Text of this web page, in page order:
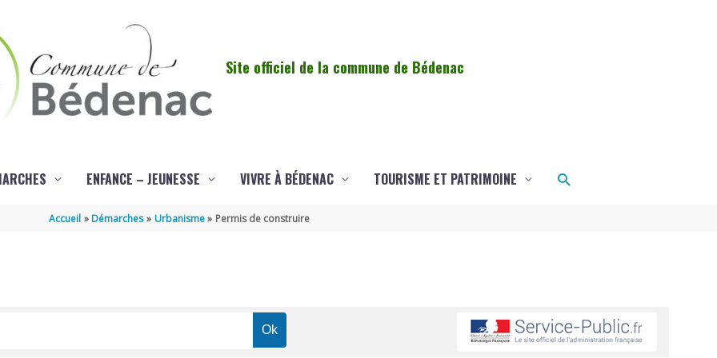
Site officiel de la commune de Bédenac
ENFANCE – JEUNESSE VIVRE À BÉDENAC TOURISME ET PATRIMOINE Rechercher
Accueil Démarches Urbanisme Permis de construire